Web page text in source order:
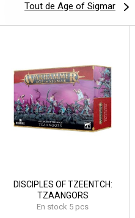
Tout de Age of Sigmar
DISCIPLES OF TZEENTCH:
TZAANGORS
En stock 5 pcs